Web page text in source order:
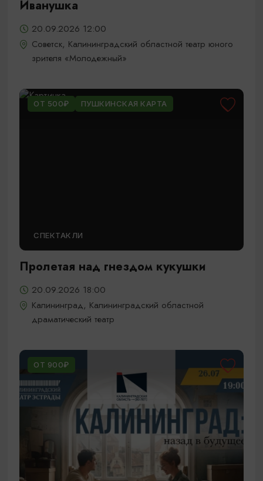
Иванушка
20.09.2026 12:00
Советск, Калининградский областной театр юного
зрителя «Молодежный»
ОТ 500₽ ПУШКИНСКАЯ КАРТА
СПЕКТАКЛИ
Пролетая над гнездом кукушки
20.09.2026 18:00
Калининград, Калининградский областной
драматический театр
ОТ 900₽